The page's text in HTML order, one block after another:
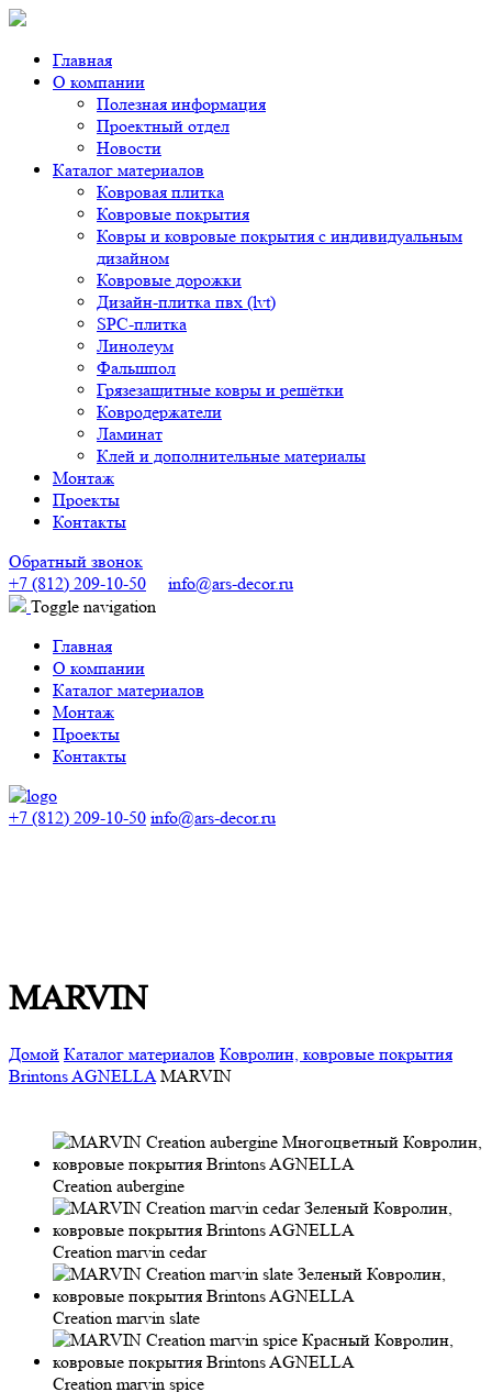
Главная
О компании
Полезная информация
Проектный отдел
Новости
Каталог материалов
Ковровая плитка
Ковровые покрытия
Ковры и ковровые покрытия с индивидуальным
дизайном
Ковровые дорожки
Дизайн-плитка пвх (lvt)
SPC-плитка
Линолеум
Фальшпол
Грязезащитные ковры и решётки
Ковродержатели
Ламинат
Клей и дополнительные материалы
Монтаж
Проекты
Контакты
Обратный звонок
+7 (812) 209-10-50
info@ars-decor.ru
Toggle navigation
Главная
О компании
Каталог материалов
Монтаж
Проекты
Контакты
+7 (812) 209-10-50 info@ars-decor.ru
MARVIN
Домой Каталог материалов Ковролин, ковровые покрытия
Brintons AGNELLA MARVIN
Creation aubergine
Creation marvin cedar
Creation marvin slate
Creation marvin spice